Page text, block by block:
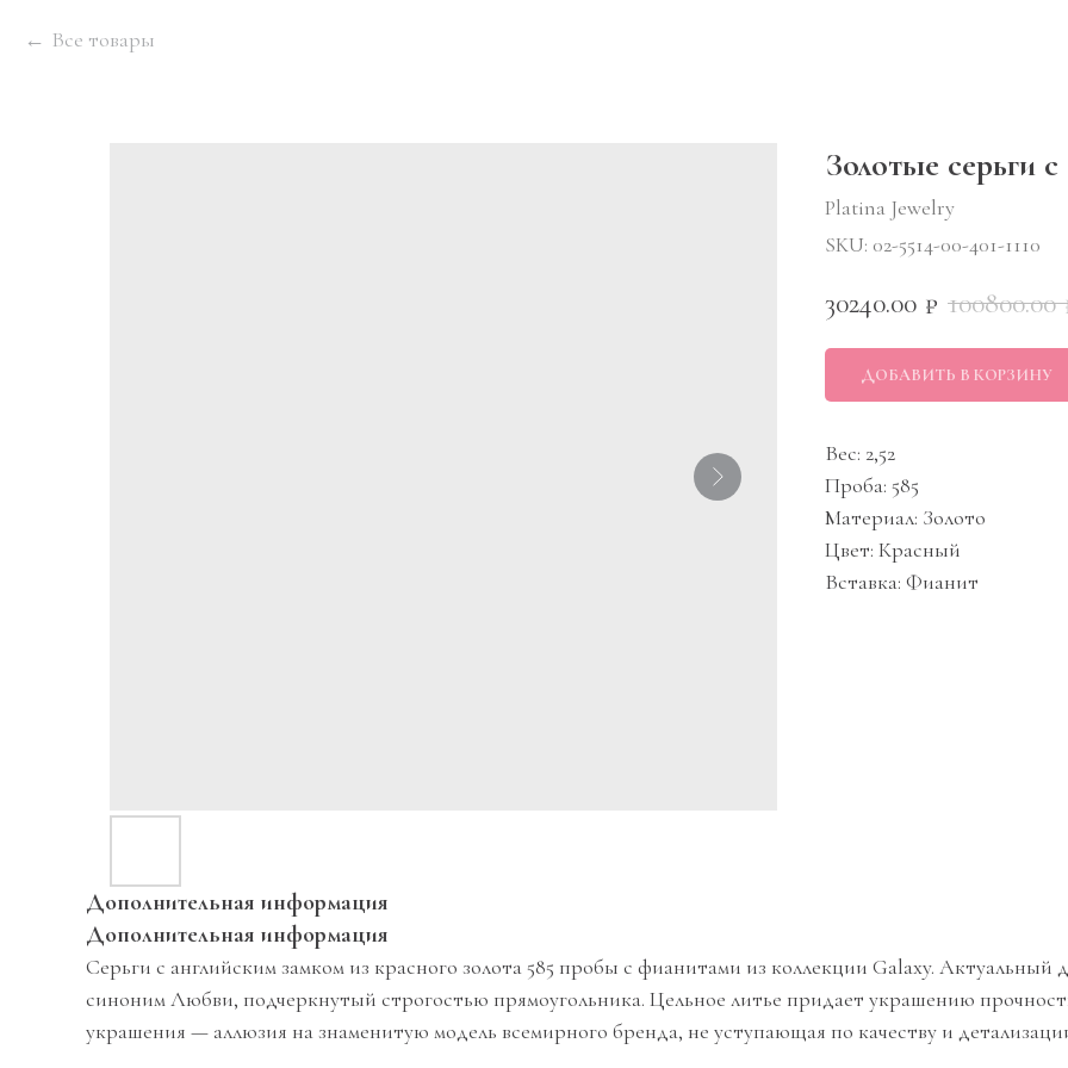
Все товары
Золотые серьги
Platina Jewelry
SKU: 02-5514-00-401-1110
30240.00 ₽ 100800.00
ДОБАВИТЬ В КОРЗИНУ
Вес: 2,52
Проба: 585
Материал: Золото
Цвет: Красный
Вставка: Фианит
Дополнительная информация
Дополнительная информация
Серьги с английским замком из красного золота 585 пробы с фианитами из коллекции Galaxy.
синоним Любви, подчеркнутый строгостью прямоугольника. Цельное литье придает украшению
украшения — аллюзия на знаменитую модель всемирного бренда, не уступающая по качеству и